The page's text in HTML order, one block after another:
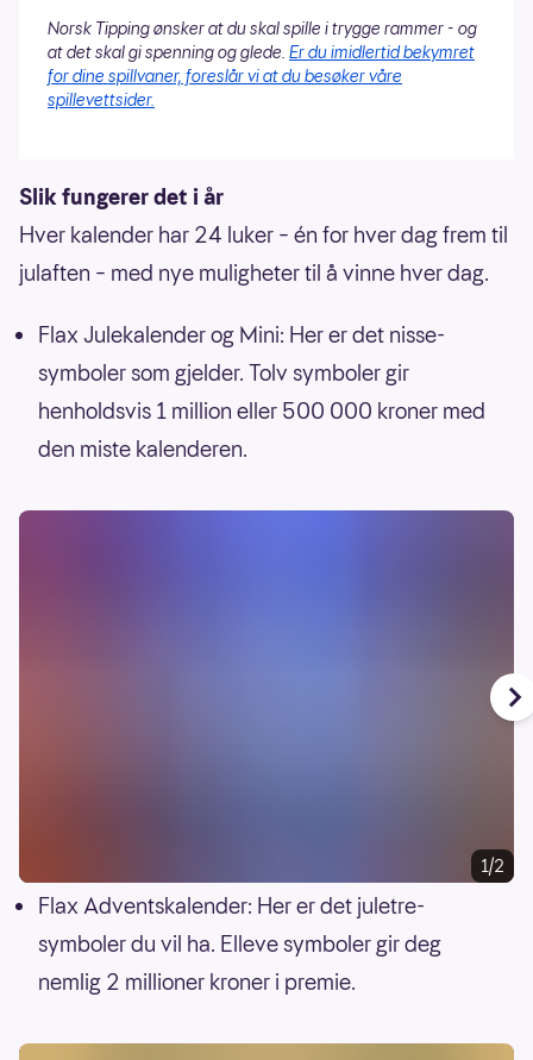
Norsk Tipping ønsker at du skal spille i trygge rammer - og
at det skal gi spenning og glede. Er du imidlertid bekymret
for dine spillvaner, foreslår vi at du besøker våre
spillevettsider.
Slik fungerer det i år
Hver kalender har 24 luker – én for hver dag frem til
julaften – med nye muligheter til å vinne hver dag.
Flax Julekalender og Mini: Her er det nisse-
symboler som gjelder. Tolv symboler gir
henholdsvis 1 million eller 500 000 kroner med
den miste kalenderen.
1/2
Flax Adventskalender: Her er det juletre-
symboler du vil ha. Elleve symboler gir deg
nemlig 2 millioner kroner i premie.